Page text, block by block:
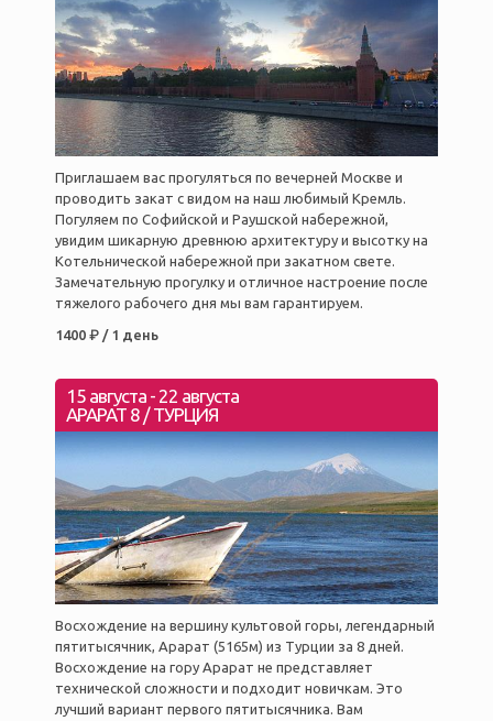
Приглашаем вас прогуляться по вечерней Москве и
проводить закат с видом на наш любимый Кремль.
Погуляем по Софийской и Раушской набережной,
увидим шикарную древнюю архитектуру и высотку на
Котельнической набережной при закатном свете.
Замечательную прогулку и отличное настроение после
тяжелого рабочего дня мы вам гарантируем.
1400 ₽ / 1 день
15 августа - 22 августа
АРАРАТ 8 / ТУРЦИЯ
Восхождение на вершину культовой горы, легендарный
пятитысячник, Арарат (5165м) из Турции за 8 дней.
Восхождение на гору Арарат не представляет
технической сложности и подходит новичкам. Это
лучший вариант первого пятитысячника. Вам